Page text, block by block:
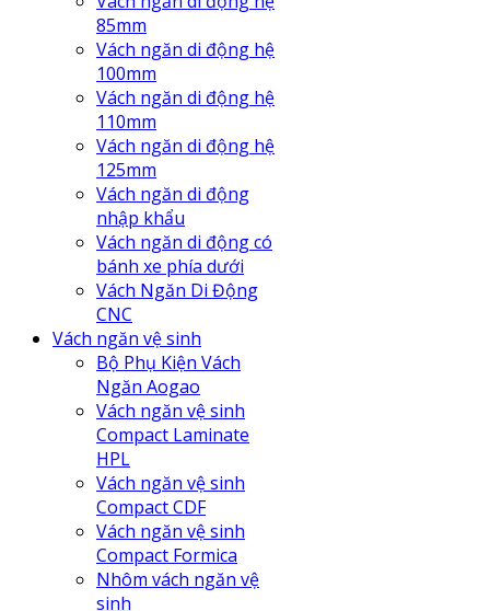
85mm
Vách ngăn di động hệ
100mm
Vách ngăn di động hệ
110mm
Vách ngăn di động hệ
125mm
Vách ngăn di động
nhập khẩu
Vách ngăn di động có
bánh xe phía dưới
Vách Ngăn Di Động
CNC
Vách ngăn vệ sinh
Bộ Phụ Kiện Vách
Ngăn Aogao
Vách ngăn vệ sinh
Compact Laminate
HPL
Vách ngăn vệ sinh
Compact CDF
Vách ngăn vệ sinh
Compact Formica
Nhôm vách ngăn vệ
sinh